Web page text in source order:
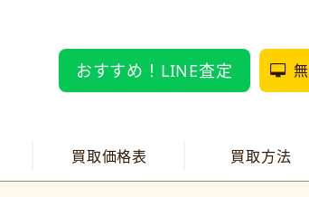
おすすめ！LINE査定
買取価格表 買取方法